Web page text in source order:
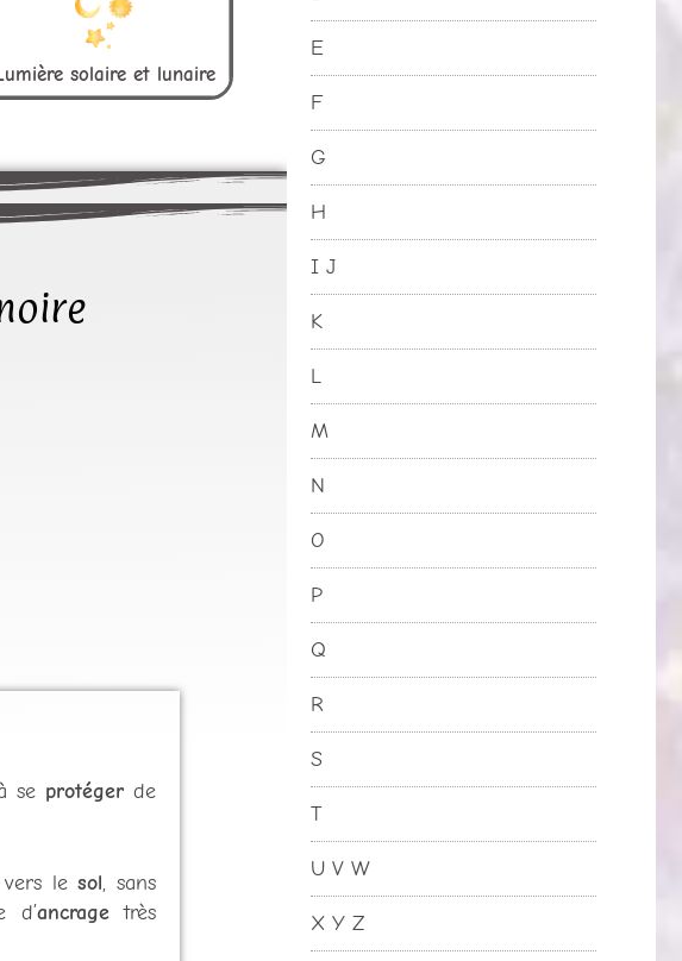
solaire et lunaire
se protéger de
vers lesol, sans
d’ancragetrès
E
F
G
H
I J
K
L
M
N
O
P
Q
R
S
T
U V W
X Y Z